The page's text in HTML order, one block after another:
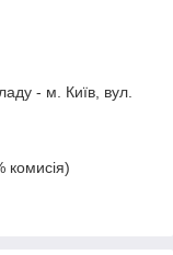
- м. Київ, вул.
комисія)